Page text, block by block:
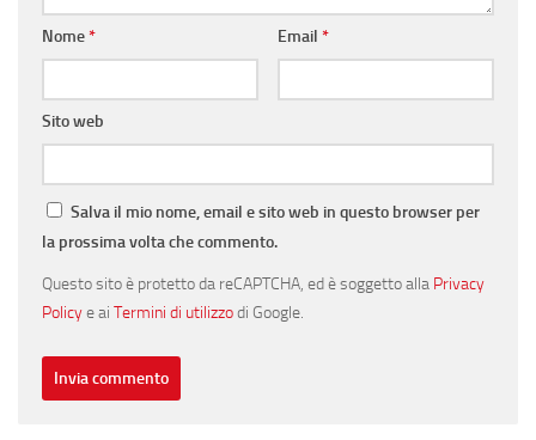
Nome* Email *
Sito web
Salva il mio nome, email e sito web in questo browser per
la prossima volta che commento.
Questo sito è protetto da reCAPTCHA, ed è soggetto alla Privacy
Policye ai Termini di utilizzodi Google.